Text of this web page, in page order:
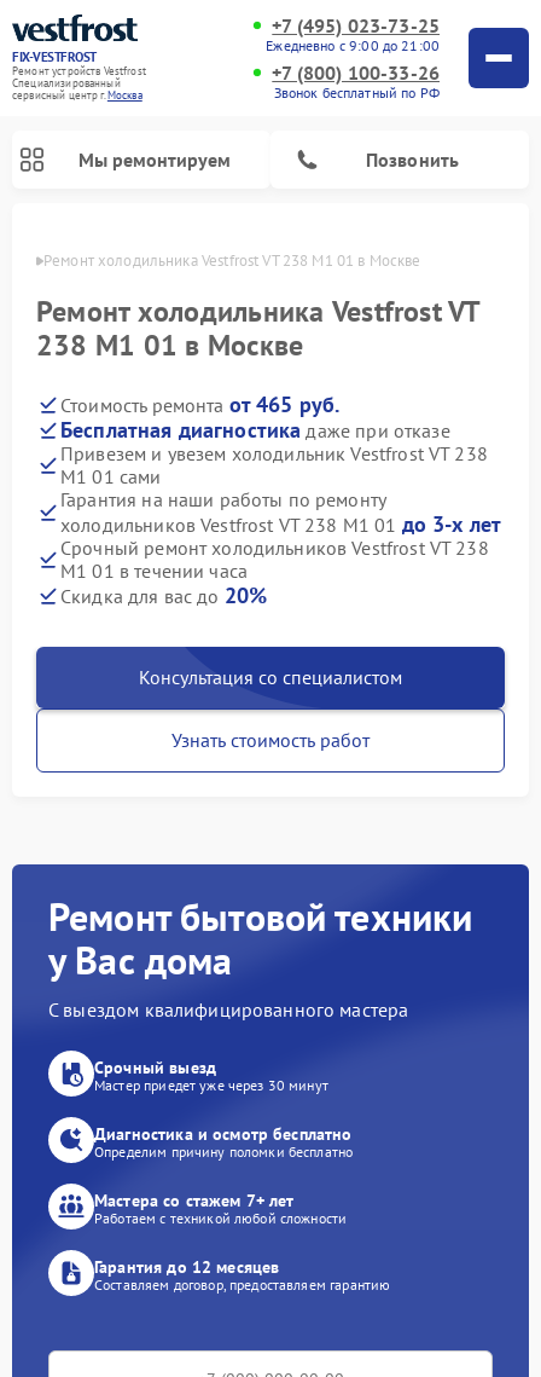
FIX-VESTFROST
Ремонт устройств Vestfrost
Специализированный
cервисный центр г.Москва
+7 (495) 023-73-25
Ежедневно с 9:00 до 21:00
+7 (800) 100-33-26
Звонок бесплатный по РФ
Мы ремонтируем Позвонить
Ремонт холодильника Vestfrost VT 238 M1 01 в Москве
Ремонт холодильника Vestfrost VT
238 M1 01 в Москве
Стоимость ремонта от 465 руб.
Бесплатная диагностика даже при отказе
Привезем и увезем холодильник Vestfrost VT 238
M1 01 сами
Гарантия на наши работы по ремонту
холодильников Vestfrost VT 238 M1 01 до 3-х лет
Срочный ремонт холодильников Vestfrost VT 238
M1 01 в течении часа
Скидка для вас до 20%
Консультация со специалистом
Узнать стоимость работ
Ремонт бытовой техники
у Вас дома
С выездом квалифицированного мастера
Срочный выезд
Мастер приедет уже через 30 минут
Диагностика и осмотр бесплатно
Определим причину поломки бесплатно
Мастера со стажем 7+ лет
Работаем с техникой любой сложности
Гарантия до 12 месяцев
Составляем договор, предоставляем гарантию